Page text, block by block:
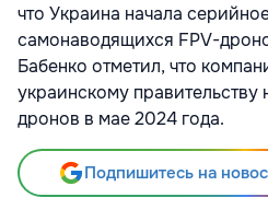
что Украина начала
самонаводящихся FPV-
Бабенко отметил, что
украинскому правительству
дронов в мае 2024 года.
Подпишитесь на